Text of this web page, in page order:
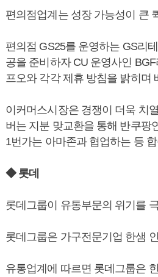
편의점업계는 성장 가능성이 큰
편의점 GS25를 운영하는 GS리
공을 준비하자 CU 운영사인
프오와 각각 제휴 방침을 밝히며
이커머스시장은 경쟁이 더욱 치
버는 지분 맞교환을 통해 반쿠팡
1번가는 아마존과 협업하는 등
◆ 롯데
롯데그룹이 유통부문의 위기를
롯데그룹은 가구전문기업 한샘
유통업계에 따르면 롯데그룹은